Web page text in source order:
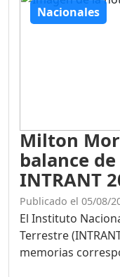
Nacionales
Milton
balance
INTRANT
Publicado el 05/08/
El Instituto
Terrestre
memorias